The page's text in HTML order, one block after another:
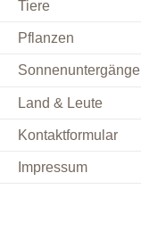
Tiere
Pflanzen
Sonnenuntergänge
Land & Leute
Kontaktformular
Impressum